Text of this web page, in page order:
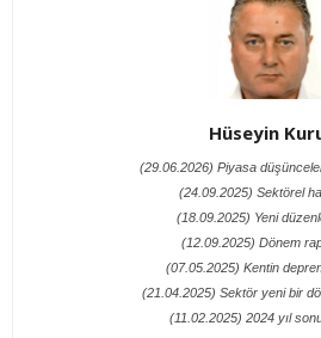
Hüseyin
(29.06.2026) Piyasa
(24.09.2025) Sektörel
(18.09.2025) Yeni
(12.09.2025) Dönem
(07.05.2025) Kentin
(21.04.2025) Sektör yeni bir
(11.02.2025) 2024 yıl